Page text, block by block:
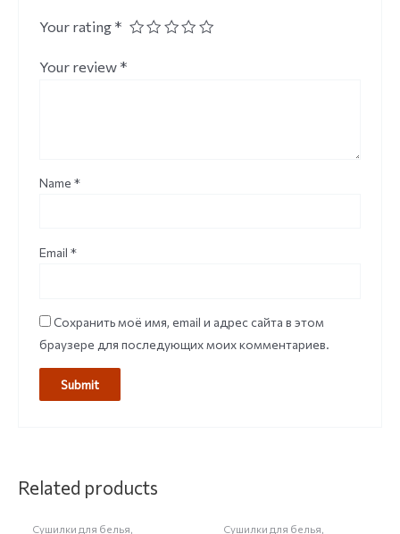
Your rating *
Your review *
Name *
Email *
Сохранить моё имя, email и адрес сайта в этом
браузере для последующих моих комментариев.
Related products
Сушилки для белья, Сушилки для белья,